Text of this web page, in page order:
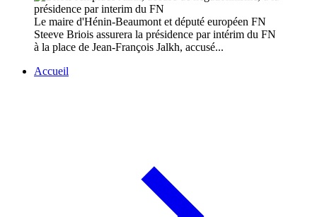
Le maire d'Hénin-Beaumont et député européen FN
Steeve Briois assurera la présidence par intérim du FN
à la place de Jean-François Jalkh, accusé...
Accueil